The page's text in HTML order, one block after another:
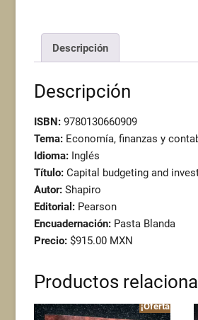
Descripción
Descripción
ISBN: 9780130660909
Tema: Economía, finanzas y
Idioma: Inglés
Título: Capital budgeting and
Autor: Shapiro
Editorial: Pearson
Encuadernación: Pasta Blanda
Precio: $915.00 MXN
Productos
¡Oferta!